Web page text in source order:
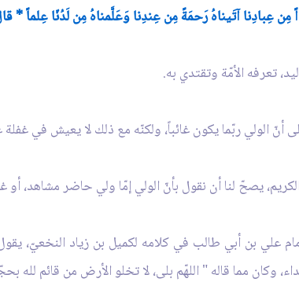
مِن عِبادِنا آتَيناهُ رَحمَةً مِن عِندِنا وَعَلَّمناهُ مِن لَدُنّا
تعرفه الأمّة وتقتدي به.
أنّ الولي ربّما يكون غائباً، ولكنّه مع ذلك لا يعيش في
يصحّ لنا أن نقول بأنّ الولي إمّا ولي حاضر مشاهد،
علي بن أبي طالب في كلامه لكميل بن زياد النخعيّ،
وكان مما قاله " اللهّم بلى، لا تخلو الأرض من قائم لله